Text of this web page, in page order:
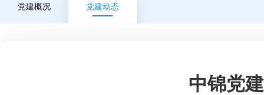
党建概况 党建动态
中锦党